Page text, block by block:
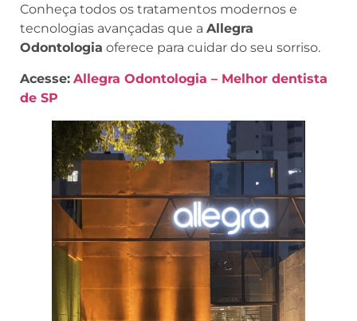
Conheça todos os tratamentos modernos e
tecnologias avançadas que a Allegra
Odontologia oferece para cuidar do seu sorriso.
Acesse: Allegra Odontologia – Melhor dentista
de SP